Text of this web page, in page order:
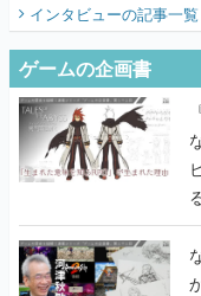
インタビューの記事一覧
ゲームの企画書